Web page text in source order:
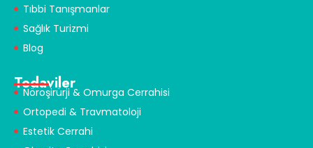
Tıbbi Tanışmanlar
Sağlık Turizmi
Blog
Tedaviler
Nöroşirürji & Omurga Cerrahisi
Ortopedi & Travmatoloji
Estetik Cerrahi